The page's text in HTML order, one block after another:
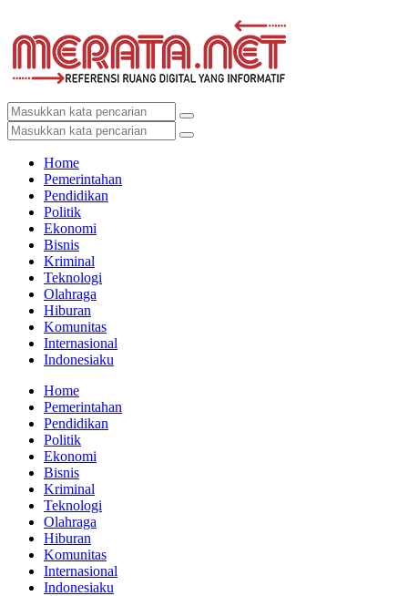
Home
Pemerintahan
Pendidikan
Politik
Ekonomi
Bisnis
Kriminal
Teknologi
Olahraga
Hiburan
Komunitas
Internasional
Indonesiaku
Home
Pemerintahan
Pendidikan
Politik
Ekonomi
Bisnis
Kriminal
Teknologi
Olahraga
Hiburan
Komunitas
Internasional
Indonesiaku